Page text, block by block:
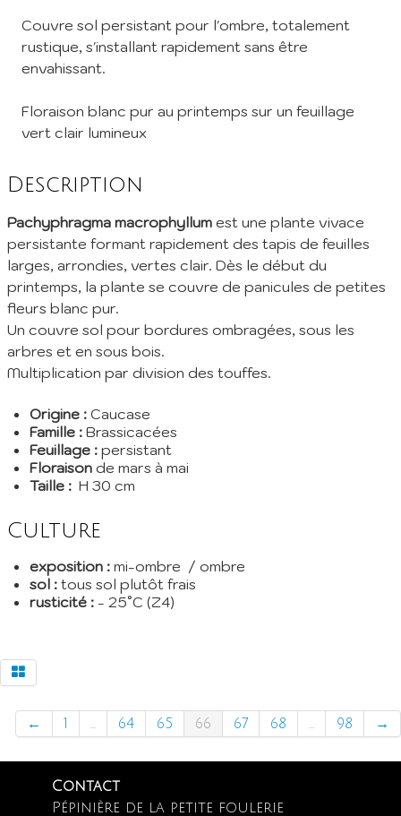
Couvre sol persistant pour l'ombre, totalement
rustique, s'installant rapidement sans être
envahissant.
Floraison blanc pur au printemps sur un feuillage
vert clair lumineux
Description
Pachyphragma macrophyllum est une plante vivace
persistante formant rapidement des tapis de feuilles
larges, arrondies, vertes clair. Dès le début du
printemps, la plante se couvre de panicules de petites
fleurs blanc pur.
Un couvre sol pour bordures ombragées, sous les
arbres et en sous bois.
Multiplication par division des touffes.
Origine : Caucase
Famille : Brassicacées
Feuillage : persistant
Floraison de mars à mai
Taille : H 30 cm
Culture
exposition : mi-ombre / ombre
sol : tous sol plutôt frais
rusticité : - 25°C (Z4)
← 1 ... 64 65 66 67 68 ... 98 →
Contact
Pépinière de la petite foulerie